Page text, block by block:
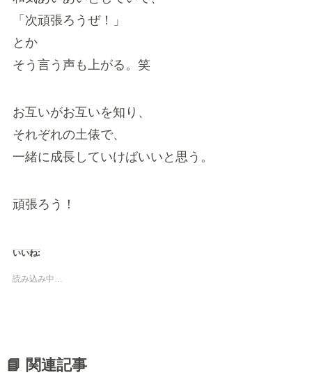
「次頑張ろうぜ！」
とか
そう言う声も上がる。笑
お互いがお互いを知り、
それぞれの土俵で、
一緒に成長していけばいいと思う。
頑張ろう！
いいね:
読み込み中…
📘 関連記事